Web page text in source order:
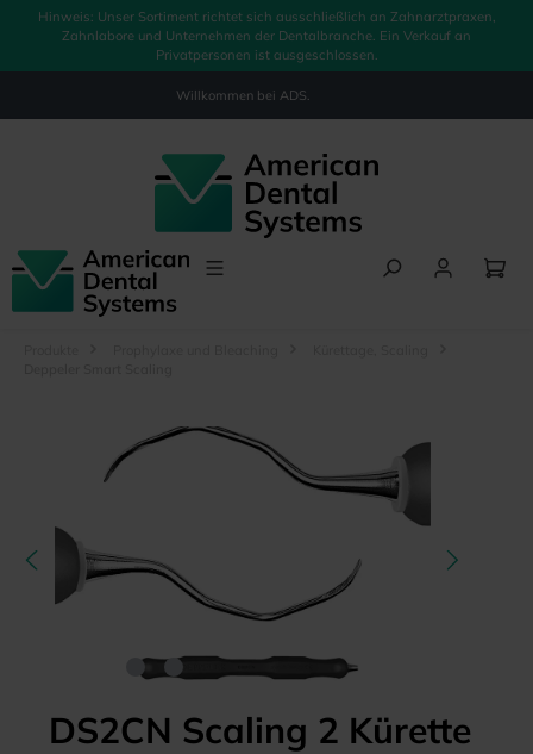
springen
Hinweis: Unser Sortiment richtet sich ausschließlich an Zahnarztpraxen,
Zahnlabore und Unternehmen der Dentalbranche. Ein Verkauf an
Privatpersonen ist ausgeschlossen.
Willkommen bei ADS.
Bildergalerie überspringen
DS2CN Scaling 2 Kürette